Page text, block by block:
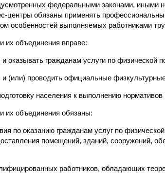
федеральными законами, иными
центры обязаны применять
особенностей выполняемых работниками
их объединения вправе:
и оказывать гражданам услуги по физической
и (или) проводить официальные
населения к выполнению
их объединения обязаны:
по оказанию гражданам услуг по
помещений, зданий, сооружений,
работников, обладающих